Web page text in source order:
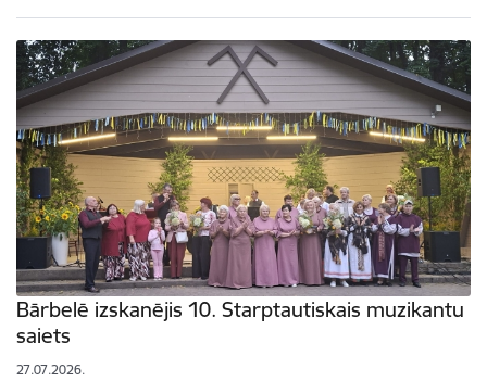
Bārbelē izskanējis 10. Starptautiskais muzikantu
saiets
27.07.2026.